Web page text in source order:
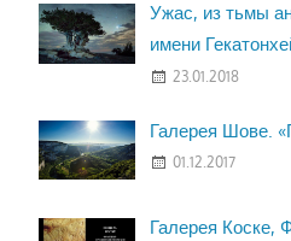
Ужас, из тьмы
имени
23.01.2018
Галерея Шове.
01.12.2017
Галерея Коске,